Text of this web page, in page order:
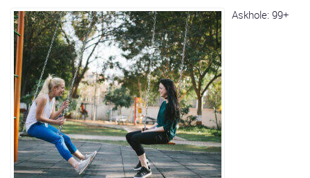
Askhole: 99+